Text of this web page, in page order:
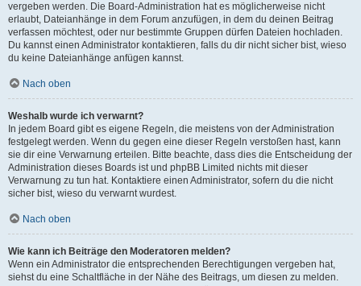
vergeben werden. Die Board-Administration hat es möglicherweise nicht
erlaubt, Dateianhänge in dem Forum anzufügen, in dem du deinen Beitrag
verfassen möchtest, oder nur bestimmte Gruppen dürfen Dateien hochladen.
Du kannst einen Administrator kontaktieren, falls du dir nicht sicher bist, wieso
du keine Dateianhänge anfügen kannst.
Nach oben
Weshalb wurde ich verwarnt?
In jedem Board gibt es eigene Regeln, die meistens von der Administration
festgelegt werden. Wenn du gegen eine dieser Regeln verstoßen hast, kann
sie dir eine Verwarnung erteilen. Bitte beachte, dass dies die Entscheidung der
Administration dieses Boards ist und phpBB Limited nichts mit dieser
Verwarnung zu tun hat. Kontaktiere einen Administrator, sofern du die nicht
sicher bist, wieso du verwarnt wurdest.
Nach oben
Wie kann ich Beiträge den Moderatoren melden?
Wenn ein Administrator die entsprechenden Berechtigungen vergeben hat,
siehst du eine Schaltfläche in der Nähe des Beitrags, um diesen zu melden.